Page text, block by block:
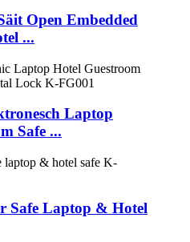
Open Embedded
...
Laptop
Safe ...
Safe Laptop & Hotel